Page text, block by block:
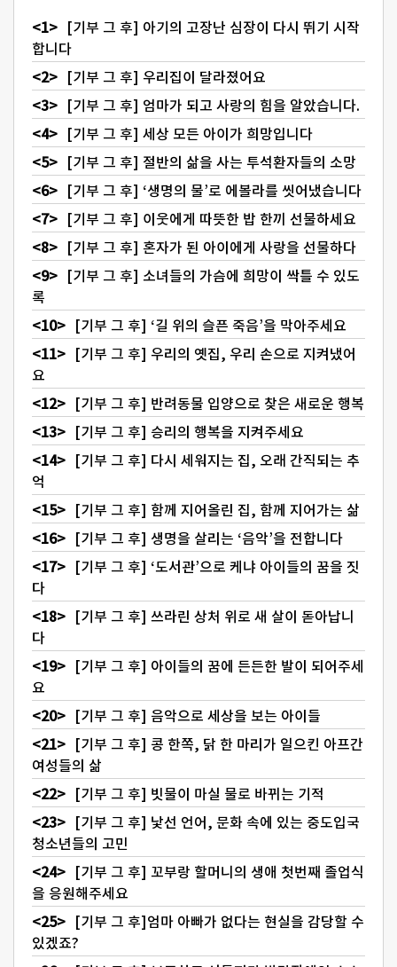
[기부 그 후] 아기의 고장난 심장이 다시 뛰기 시작
합니다
[기부 그 후] 우리집이 달라졌어요
[기부 그 후] 엄마가 되고 사랑의 힘을 알았습니다.
[기부 그 후] 세상 모든 아이가 희망입니다
[기부 그 후] 절반의 삶을 사는 투석환자들의 소망
[기부 그 후] ‘생명의 물’로 에볼라를 씻어냈습니다
[기부 그 후] 이웃에게 따뜻한 밥 한끼 선물하세요
[기부 그 후] 혼자가 된 아이에게 사랑을 선물하다
[기부 그 후] 소녀들의 가슴에 희망이 싹틀 수 있도
록
[기부 그 후] ‘길 위의 슬픈 죽음’을 막아주세요
[기부 그 후] 우리의 옛집, 우리 손으로 지켜냈어
요
[기부 그 후] 반려동물 입양으로 찾은 새로운 행복
[기부 그 후] 승리의 행복을 지켜주세요
[기부 그 후] 다시 세워지는 집, 오래 간직되는 추
억
[기부 그 후] 함께 지어올린 집, 함께 지어가는 삶
[기부 그 후] 생명을 살리는 ‘음악’을 전합니다
[기부 그 후] ‘도서관’으로 케냐 아이들의 꿈을 짓
다
[기부 그 후] 쓰라린 상처 위로 새 살이 돋아납니
다
[기부 그 후] 아이들의 꿈에 든든한 발이 되어주세
요
[기부 그 후] 음악으로 세상을 보는 아이들
[기부 그 후] 콩 한쪽, 닭 한 마리가 일으킨 아프간
여성들의 삶
[기부 그 후] 빗물이 마실 물로 바뀌는 기적
[기부 그 후] 낯선 언어, 문화 속에 있는 중도입국
청소년들의 고민
[기부 그 후] 꼬부랑 할머니의 생애 첫번째 졸업식
을 응원해주세요
[기부 그 후]엄마 아빠가 없다는 현실을 감당할 수
있겠죠?